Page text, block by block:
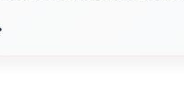
ed Economiche, Scienze